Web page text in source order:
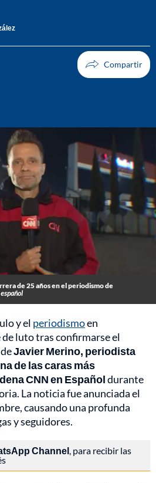
de 25 años en el periodismo de
y el periodismoen
luto tras confirmarse el
Javier Merino, periodista
de las caras más
CNN en Españoldurante
La noticia fue anunciada el
causando una profunda
y seguidores.
Channel, para recibir las